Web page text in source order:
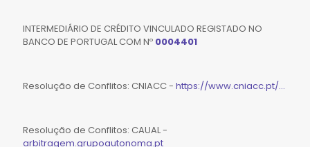
INTERMEDIÁRIO DE CRÉDITO VINCULADO REGISTADO NO
BANCO DE PORTUGAL COM Nº 0004401
Resolução de Conflitos: CNIACC - https://www.cniacc.pt/...
Resolução de Conflitos: CAUAL -
arbitragem.grupoautonoma.pt